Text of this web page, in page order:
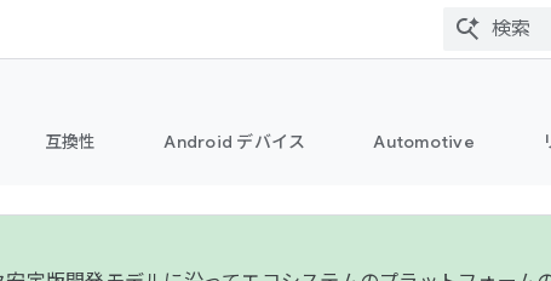
互換性 Android デバイス Automotive